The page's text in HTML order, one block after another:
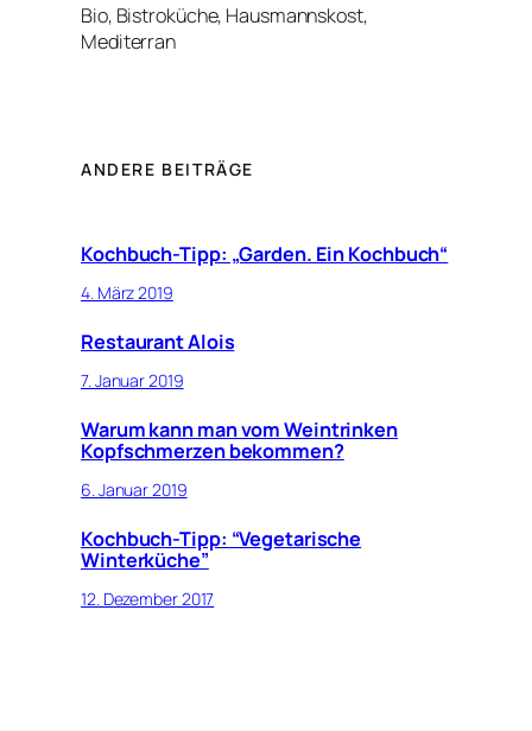
Bio, Bistroküche, Hausmannskost,
Mediterran
ANDERE BEITRÄGE
Kochbuch-Tipp: „Garden. Ein Kochbuch“
4. März 2019
Restaurant Alois
7. Januar 2019
Warum kann man vom Weintrinken
Kopfschmerzen bekommen?
6. Januar 2019
Kochbuch-Tipp: “Vegetarische
Winterküche”
12. Dezember 2017